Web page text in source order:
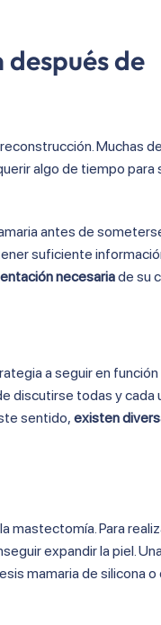
de
Muchas
algo de tiempo para
antes de
suficiente
necesariade su
a seguir en
discutirse todas y cada
sentido, existen
mastectomía. Para
expandir la piel.
mamaria de silicona o